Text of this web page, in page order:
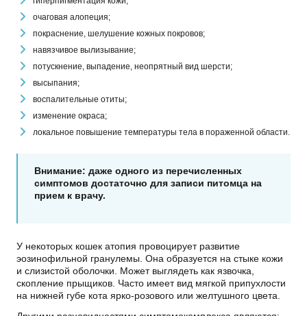
очаговая алопеция;
покраснение, шелушение кожных покровов;
навязчивое вылизывание;
потускнение, выпадение, неопрятный вид шерсти;
высыпания;
воспалительные отиты;
изменение окраса;
локальное повышение температуры тела в пораженной области.
Внимание: даже одного из перечисленных
симптомов достаточно для записи питомца на
прием к врачу.
У некоторых кошек атопия провоцирует развитие
эозинофильной гранулемы. Она образуется на стыке кожи
и слизистой оболочки. Может выглядеть как язвочка,
скопление прыщиков. Часто имеет вид мягкой припухлости
на нижней губе кота ярко-розового или желтушного цвета.